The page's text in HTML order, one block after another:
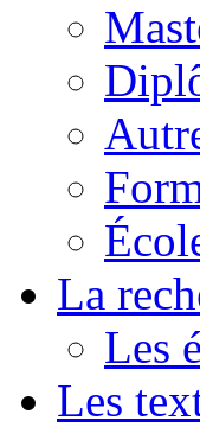
La
Les
Les